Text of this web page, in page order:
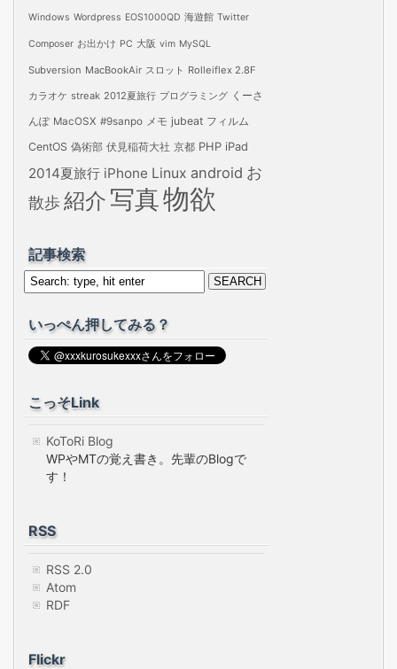
Windows Wordpress EOS1000QD 海遊館 Twitter
Composer お出かけ PC 大阪 vim MySQL
Subversion MacBookAir スロット Rolleiflex 2.8F
カラオケ streak 2012夏旅行 プログラミング くーさ
んぽ MacOSX #9sanpo メモ jubeat フィルム
CentOS 偽術部 伏見稲荷大社 京都 PHP iPad
2014夏旅行 iPhone Linux android お
散歩紹介 写真物欲
記事検索
いっぺん押してみる？
こっそLink
KoToRi Blog
WPやMTの覚え書き。先輩のBlogで
す！
RSS
RSS 2.0
Atom
RDF
Flickr